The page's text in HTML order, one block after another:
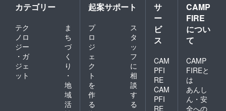
カテゴリー
テク
ノロ
ジー
・ガ
ジェ
ット
ま
ち
づ
く
り
・
地
域
活
起案サポート
プ
ロ
ジ
ェ
ク
ト
を
作
る
ス
タ
ッ
フ
に
相
談
す
る
サ
ー
ビ
ス
CAM
PFI
RE
CAM
PFI
RE
CAMP
FIRE
につい
て
CAMP
FIREと
は
あんし
ん・安
全への